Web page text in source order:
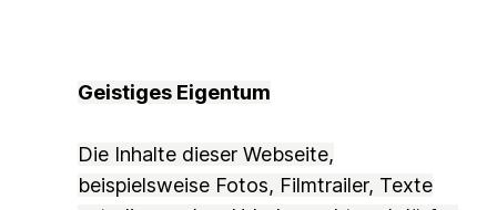
Geistiges Eigentum
Die Inhalte dieser Webseite,
beispielsweise Fotos, Filmtrailer, Texte